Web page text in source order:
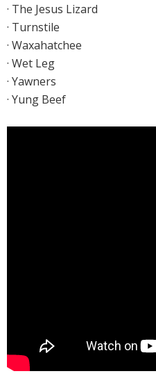
· The Jesus Lizard
· Turnstile
· Waxahatchee
· Wet Leg
· Yawners
· Yung Beef